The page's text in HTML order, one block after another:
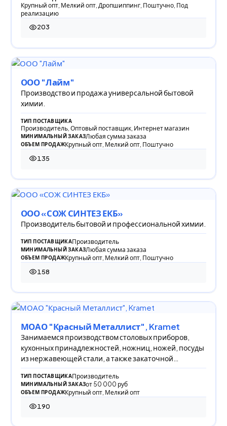
Крупный опт, Мелкий опт, Дропшиппинг, Поштучно, Под
реализацию
203
203 просмотра
ООО "Лайм"
Производство и продажа универсальной бытовой
химии.
ТИП ПОСТАВЩИКА
Производитель, Оптовый поставщик, Интернет магазин
МИНИМАЛЬНЫЙ ЗАКАЗЛюбая сумма заказа
ОБЪЕМ ПРОДАЖКрупный опт, Мелкий опт, Поштучно
135
135 просмотров
ООО «СОЖ СИНТЕЗ ЕКБ»
Производитель бытовой и профессиональной химии.
ТИП ПОСТАВЩИКАПроизводитель
МИНИМАЛЬНЫЙ ЗАКАЗЛюбая сумма заказа
ОБЪЕМ ПРОДАЖКрупный опт, Мелкий опт, Поштучно
158
158 просмотров
МОАО "Красный Металлист", Kramet
Занимаемся производством столовых приборов,
кухонных принадлежностей, ножниц, ножей, посуды
из нержавеющей стали, а также закаточной
крышкой
ТИП ПОСТАВЩИКАПроизводитель
МИНИМАЛЬНЫЙ ЗАКАЗот 50 000 руб
ОБЪЕМ ПРОДАЖКрупный опт, Мелкий опт
190
190 просмотров